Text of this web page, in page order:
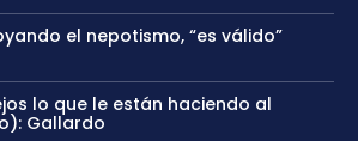
el nepotismo, “es válido”
lo que le están haciendo al
Gallardo